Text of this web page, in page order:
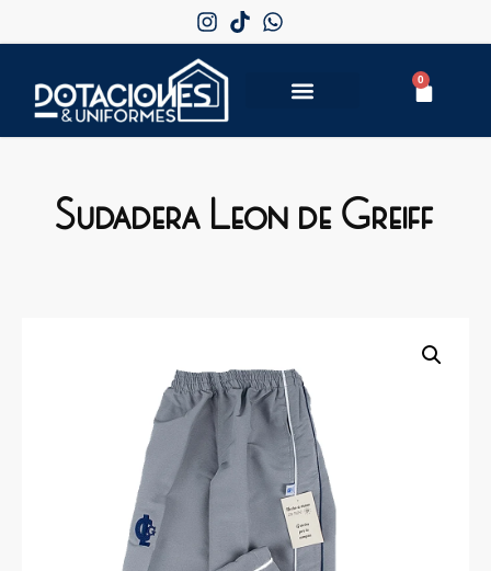
0
Sudadera Leon de Greiff